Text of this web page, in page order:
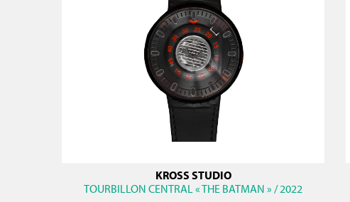
KROSS STUDIO
TOURBILLON CENTRAL « THE BATMAN » / 2022